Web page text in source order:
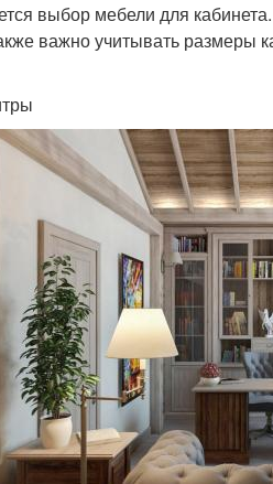
выбор мебели для
важно учитывать размеры